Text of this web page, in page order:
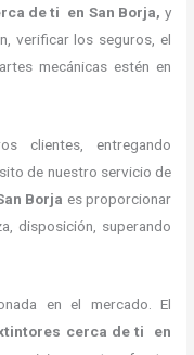
de ti en San Borja, y
verificar los seguros, el
mecánicas estén en
clientes, entregando
de nuestro servicio de
Borja es proporcionar
disposición, superando
en el mercado. El
cerca de ti en